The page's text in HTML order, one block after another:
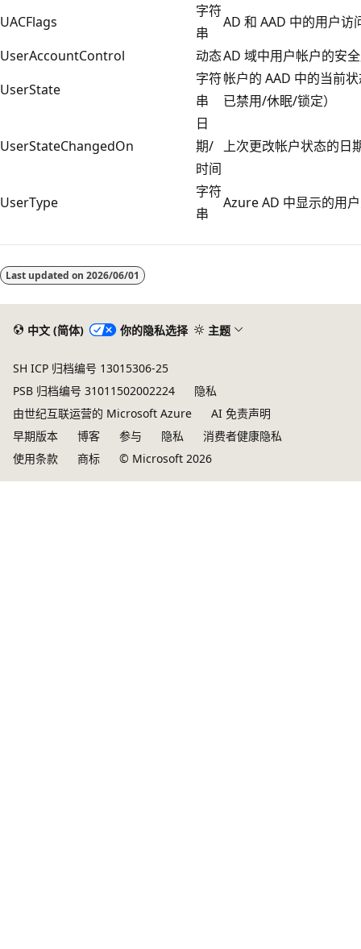
UACFlags
字符
串
AD 和 AAD 中的用户访
UserAccountControl
动态AD 域中用户帐户的安
UserState
字符
串
帐户的 AAD 中的当前
已禁用/休眠/锁定）
UserStateChangedOn
日
期/
时间
上次更改帐户状态的日
UserType
字符
串
Azure AD 中显示的用
Last updated on 2026/06/01
中文 (简体) 你的隐私选择 主题
SH ICP 归档编号 13015306-25
PSB 归档编号 31011502002224
隐私
由世纪互联运营的 Microsoft Azure
AI 免责声明
早期版本
博客 参与 隐私
消费者健康隐私
使用条款
商标 © Microsoft 2026